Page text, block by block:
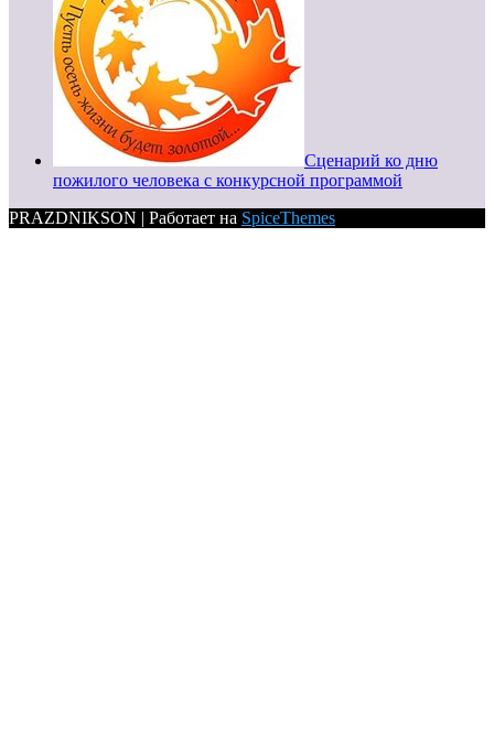
Сценарий ко дню
пожилого человека с конкурсной программой
PRAZDNIKSON | Работает на SpiceThemes